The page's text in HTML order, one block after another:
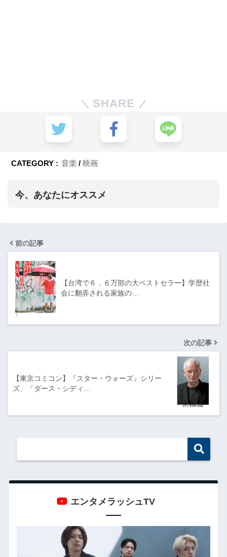
SHARE
CATEGORY : 音楽 映画
今、あなたにオススメ
前の記事
【台湾で６．６万部の大ベストセラー】学歴社
会に翻弄される家族の…
次の記事
【東京コミコン】『スター・ウォーズ』シリー
ズ、「ダース・シディ…
エンタメラッシュTV